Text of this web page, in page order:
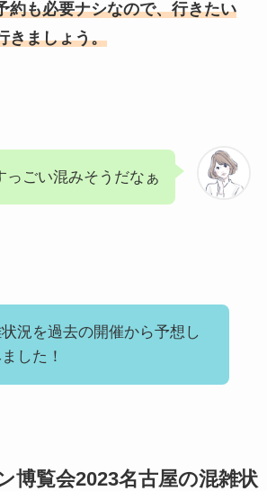
約も必要ナシなので、行きたい
きましょう。
っごい混みそうだなぁ
況を過去の開催から予想し
した！
博覧会2023名古屋の混雑状